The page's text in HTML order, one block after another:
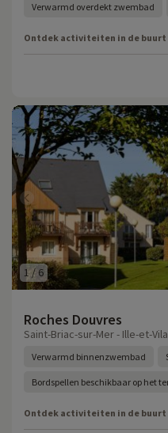
Verwarmd overdekt zwembad
Ontdek activiteiten in de buurt
1/ 6
Roches Douvres
Saint-Briac-sur-Mer - Ille-et-
Verwarmd binnenzwembad
Bordspellen beschikbaar op het
Ontdek activiteiten in de buurt